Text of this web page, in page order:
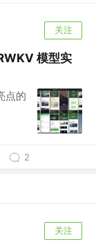
关注
模型实
点的
2
关注